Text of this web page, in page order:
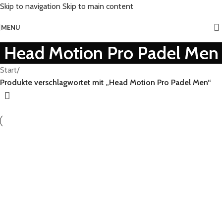
Skip to navigation Skip to main content
MENU
Head Motion Pro Padel Men
Start/
Produkte verschlagwortet mit „Head Motion Pro Padel Men“